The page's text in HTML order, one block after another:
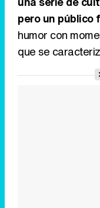
pero un público
humor con
que se